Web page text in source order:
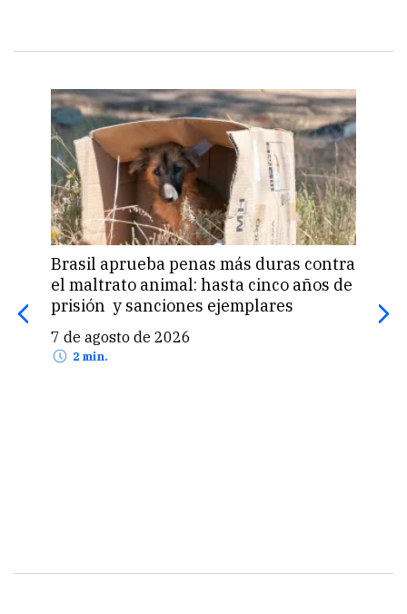
Brasil aprueba penas más duras contra
el maltrato animal: hasta cinco años de
prisión y sanciones ejemplares
7 de agosto de 2026
2 min.